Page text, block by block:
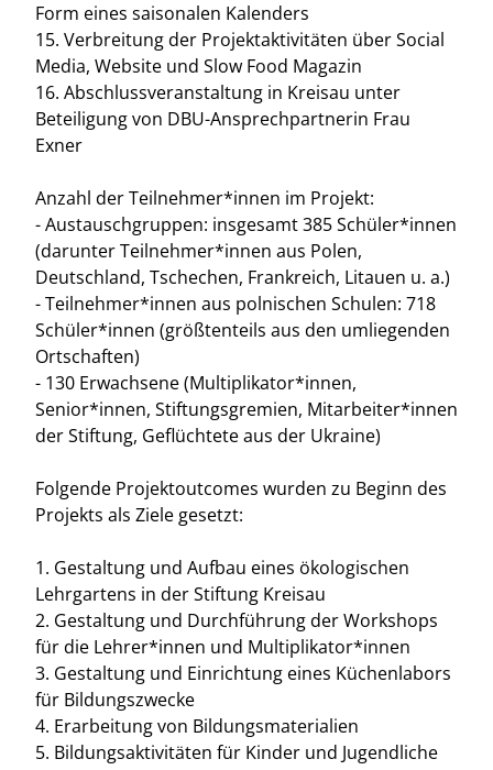
Form eines saisonalen Kalenders
15. Verbreitung der Projektaktivitäten über Social
Media, Website und Slow Food Magazin
16. Abschlussveranstaltung in Kreisau unter
Beteiligung von DBU-Ansprechpartnerin Frau
Exner
Anzahl der Teilnehmer*innen im Projekt:
- Austauschgruppen: insgesamt 385 Schüler*innen
(darunter Teilnehmer*innen aus Polen,
Deutschland, Tschechen, Frankreich, Litauen u. a.)
- Teilnehmer*innen aus polnischen Schulen: 718
Schüler*innen (größtenteils aus den umliegenden
Ortschaften)
- 130 Erwachsene (Multiplikator*innen,
Senior*innen, Stiftungsgremien, Mitarbeiter*innen
der Stiftung, Geflüchtete aus der Ukraine)
Folgende Projektoutcomes wurden zu Beginn des
Projekts als Ziele gesetzt:
1. Gestaltung und Aufbau eines ökologischen
Lehrgartens in der Stiftung Kreisau
2. Gestaltung und Durchführung der Workshops
für die Lehrer*innen und Multiplikator*innen
3. Gestaltung und Einrichtung eines Küchenlabors
für Bildungszwecke
4. Erarbeitung von Bildungsmaterialien
5. Bildungsaktivitäten für Kinder und Jugendliche